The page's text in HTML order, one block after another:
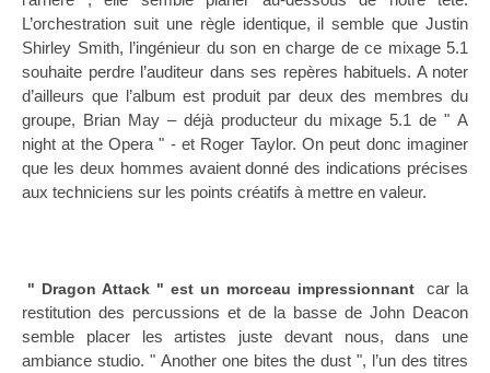
L’orchestration suit une règle identique, il semble que Justin
Shirley Smith, l’ingénieur du son en charge de ce mixage 5.1
souhaite perdre l’auditeur dans ses repères habituels. A noter
d’ailleurs que l’album est produit par deux des membres du
groupe, Brian May – déjà producteur du mixage 5.1 de " A
night at the Opera " - et Roger Taylor. On peut donc imaginer
que les deux hommes avaient donné des indications précises
aux techniciens sur les points créatifs à mettre en valeur.
" Dragon Attack " est un morceau impressionnant
car la
restitution des percussions et de la basse de John Deacon
semble placer les artistes juste devant nous, dans une
ambiance studio. " Another one bites the dust ", l’un des titres